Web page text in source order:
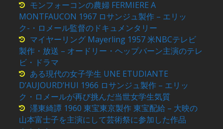
モンフォーコンの農婦 FERMIERE A
MONTFAUCON 1967 ロサンジュ製作 – エリッ
ク-・ロメール監督のドキュメンタリー
マイヤーリング Mayerling 1957 米NBCテレビ
製作・放送 – オードリー・ヘップバーン主演のテレ
ビ・ドラマ
ある現代の女子学生 UNE ETUDIANTE
D’AUJOURD’HUI 1966 ロサンジュ製作 – エリッ
ク・ロメールが再び挑んだ当世女学生気質
濹東綺譚 1960 東宝東京製作 東宝配給 – 大映の
山本富士子を主演にして芸術祭に参加した作品